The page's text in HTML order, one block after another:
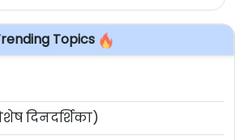
Topics
दिनदर्शिका)